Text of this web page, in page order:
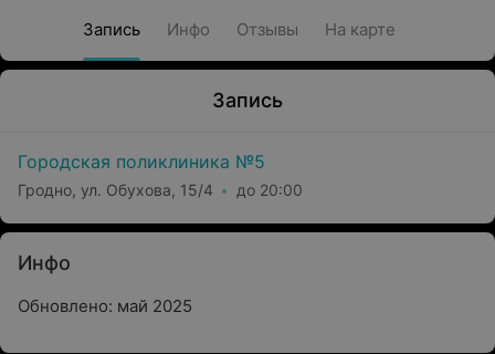
Запись Инфо Отзывы На карте
Запись
Городская поликлиника №5
Гродно, ул. Обухова, 15/4 до 20:00
Инфо
Обновлено: май 2025